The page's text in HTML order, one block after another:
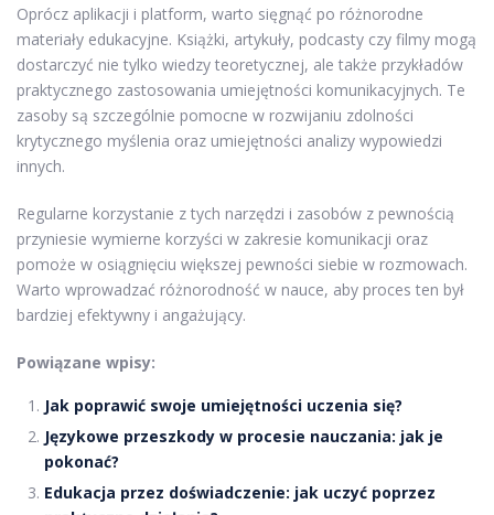
Oprócz aplikacji i platform, warto sięgnąć po różnorodne
materiały edukacyjne. Książki, artykuły, podcasty czy filmy mogą
dostarczyć nie tylko wiedzy teoretycznej, ale także przykładów
praktycznego zastosowania umiejętności komunikacyjnych. Te
zasoby są szczególnie pomocne w rozwijaniu zdolności
krytycznego myślenia oraz umiejętności analizy wypowiedzi
innych.
Regularne korzystanie z tych narzędzi i zasobów z pewnością
przyniesie wymierne korzyści w zakresie komunikacji oraz
pomoże w osiągnięciu większej pewności siebie w rozmowach.
Warto wprowadzać różnorodność w nauce, aby proces ten był
bardziej efektywny i angażujący.
Powiązane wpisy:
Jak poprawić swoje umiejętności uczenia się?
Językowe przeszkody w procesie nauczania: jak je
pokonać?
Edukacja przez doświadczenie: jak uczyć poprzez